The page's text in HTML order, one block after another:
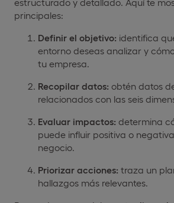
principales:
Definir el objetivo: identifica
entorno deseas analizar y
tu empresa.
Recopilar datos: obtén datos
relacionados con las seis
Evaluar impactos: determina
puede influir positiva o
negocio.
Priorizar acciones: traza un
hallazgos más relevantes.